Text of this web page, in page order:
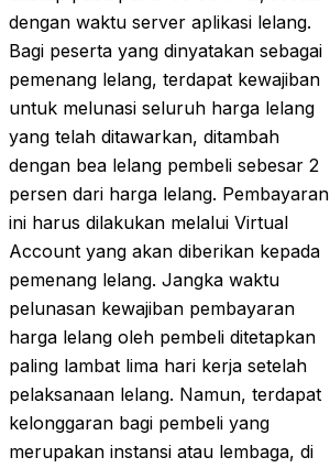
dengan waktu server aplikasi lelang.
Bagi peserta yang dinyatakan sebagai
pemenang lelang, terdapat kewajiban
untuk melunasi seluruh harga lelang
yang telah ditawarkan, ditambah
dengan bea lelang pembeli sebesar 2
persen dari harga lelang. Pembayaran
ini harus dilakukan melalui Virtual
Account yang akan diberikan kepada
pemenang lelang. Jangka waktu
pelunasan kewajiban pembayaran
harga lelang oleh pembeli ditetapkan
paling lambat lima hari kerja setelah
pelaksanaan lelang. Namun, terdapat
kelonggaran bagi pembeli yang
merupakan instansi atau lembaga, di